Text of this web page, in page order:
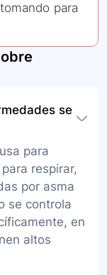
para
se
para
respirar,
por asma
se controla
en
altos